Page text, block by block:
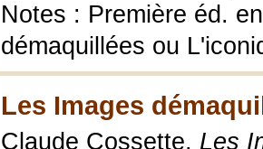
Notes : Première éd.
démaquillées ou
Les Images
Claude Cossette, Les